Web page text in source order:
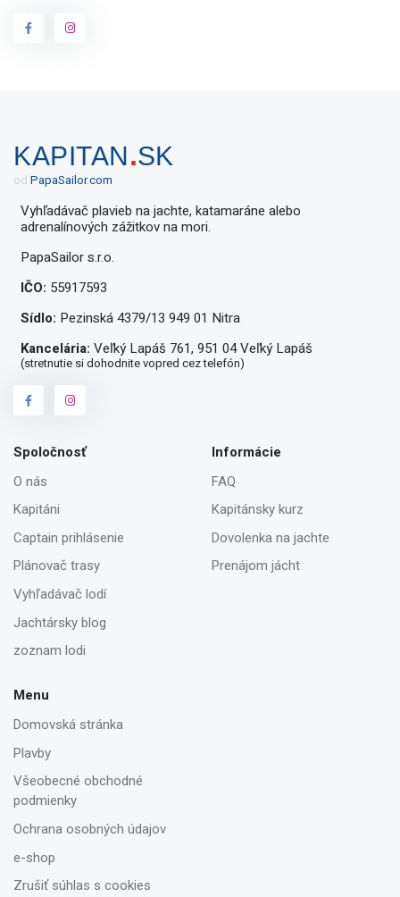
KAPITAN.SK
od PapaSailor.com
Vyhľadávač plavieb na jachte, katamaráne alebo
adrenalínových zážitkov na mori.
PapaSailor s.r.o.
IČO: 55917593
Sídlo: Pezinská 4379/13 949 01 Nitra
Kancelária: Veľký Lapáš 761, 951 04 Veľký Lapáš
(stretnutie si dohodnite vopred cez telefón)
Spoločnosť
O nás
Kapitáni
Captain prihlásenie
Plánovač trasy
Vyhľadávač lodí
Jachtársky blog
zoznam lodi
Informácie
FAQ
Kapitánsky kurz
Dovolenka na jachte
Prenájom jácht
Menu
Domovská stránka
Plavby
Všeobecné obchodné
podmienky
Ochrana osobných údajov
e-shop
Zrušiť súhlas s cookies